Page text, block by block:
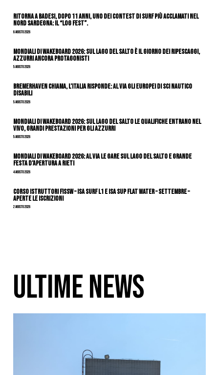
Ritorna a Badesi, dopo 11 anni, uno dei contest di surf più acclamati nel
nord Sardegna: il “Log Fest”.
6 Agosto 2026
Mondiali di Wakeboard 2026: sul Lago del Salto è il giorno dei ripescaggi,
azzurri ancora protagonisti
5 Agosto 2026
Bremerhaven chiama, l’Italia risponde: al via gli Europei di Sci Nautico
Disabili
5 Agosto 2026
Mondiali di Wakeboard 2026: sul Lago del Salto le qualifiche entrano nel
vivo, grandi prestazioni per gli azzurri
5 Agosto 2026
Mondiali di Wakeboard 2026: al via le gare sul Lago del Salto e grande
festa d’apertura a Rieti
4 Agosto 2026
CORSO ISTRUTTORI FISSW – ISA SURF L1 e ISA SUP Flat Water – SETTEMBRE –
APERTE LE ISCRIZIONI
2 Agosto 2026
ULTIME NEWS